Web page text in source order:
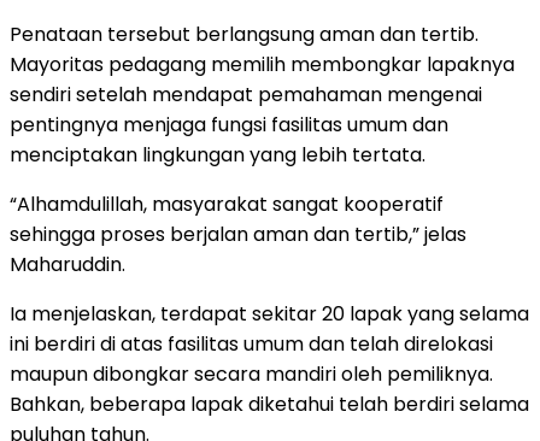
Penataan tersebut berlangsung aman dan tertib.
Mayoritas pedagang memilih membongkar lapaknya
sendiri setelah mendapat pemahaman mengenai
pentingnya menjaga fungsi fasilitas umum dan
menciptakan lingkungan yang lebih tertata.
“Alhamdulillah, masyarakat sangat kooperatif
sehingga proses berjalan aman dan tertib,” jelas
Maharuddin.
Ia menjelaskan, terdapat sekitar 20 lapak yang selama
ini berdiri di atas fasilitas umum dan telah direlokasi
maupun dibongkar secara mandiri oleh pemiliknya.
Bahkan, beberapa lapak diketahui telah berdiri selama
puluhan tahun.